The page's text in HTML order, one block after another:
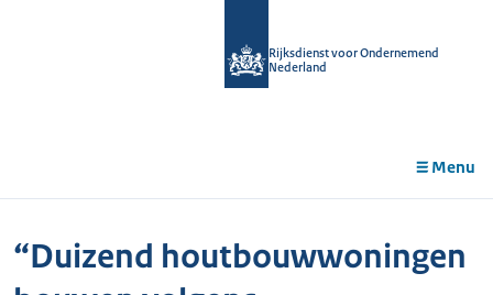
Rijksdienst voor Ondernemend
Nederland
Menu
“Duizend houtbouwwoningen